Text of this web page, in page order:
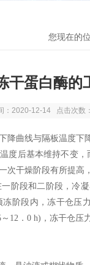
您现在的
干蛋白酶的
：2020-12-14 点击次数
降曲线与隔板温度
度后基本维持不变
次干燥阶段有所提
阶段和二阶段，
阶段内，冻干仓压
12．0 h)，冻干仓